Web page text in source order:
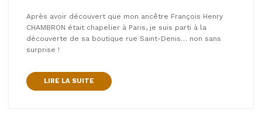
Après avoir découvert que mon ancêtre François Henry
CHAMBRON était chapelier à Paris, je suis parti à la
découverte de sa boutique rue Saint-Denis… non sans
surprise !
LIRE LA SUITE